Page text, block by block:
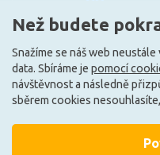
Ze
Než budete
Snažíme se náš web
data. Sbíráme je pomocí
návštěvnost a následně
sběrem cookies